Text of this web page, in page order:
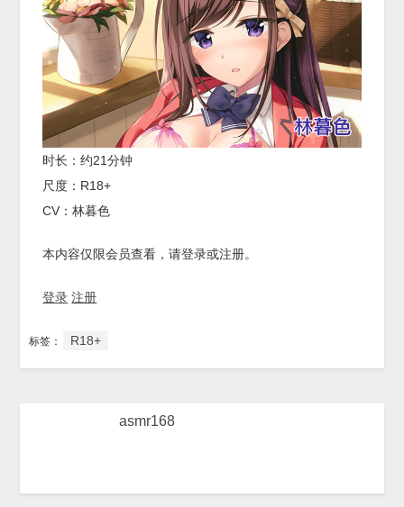
时长：约21分钟
尺度：R18+
CV：林暮色
本内容仅限会员查看，请登录或注册。
登录 注册
标签： R18+
asmr168